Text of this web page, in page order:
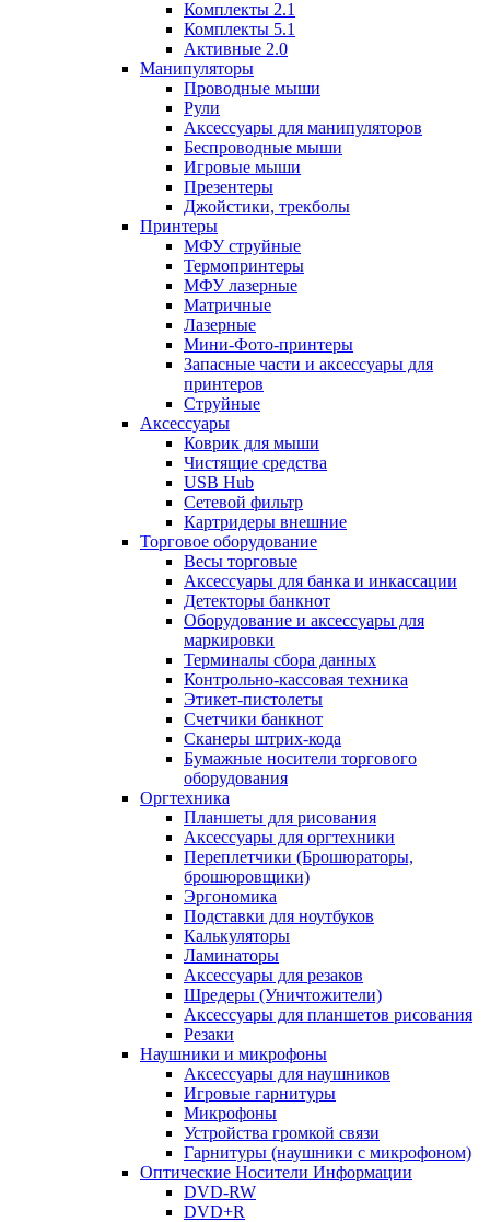
Комплекты 2.1
Комплекты 5.1
Активные 2.0
Манипуляторы
Проводные мыши
Рули
Аксессуары для манипуляторов
Беспроводные мыши
Игровые мыши
Презентеры
Джойстики, трекболы
Принтеры
МФУ струйные
Термопринтеры
МФУ лазерные
Матричные
Лазерные
Мини-Фото-принтеры
Запасные части и аксессуары для
принтеров
Струйные
Аксессуары
Коврик для мыши
Чистящие средства
USB Hub
Сетевой фильтр
Картридеры внешние
Торговое оборудование
Весы торговые
Аксессуары для банка и инкассации
Детекторы банкнот
Оборудование и аксессуары для
маркировки
Терминалы сбора данных
Контрольно-кассовая техника
Этикет-пистолеты
Счетчики банкнот
Сканеры штрих-кода
Бумажные носители торгового
оборудования
Оргтехника
Планшеты для рисования
Аксессуары для оргтехники
Переплетчики (Брошюраторы,
брошюровщики)
Эргономика
Подставки для ноутбуков
Калькуляторы
Ламинаторы
Аксессуары для резаков
Шредеры (Уничтожители)
Аксессуары для планшетов рисования
Резаки
Наушники и микрофоны
Аксессуары для наушников
Игровые гарнитуры
Микрофоны
Устройства громкой связи
Гарнитуры (наушники с микрофоном)
Оптические Носители Информации
DVD-RW
DVD+R